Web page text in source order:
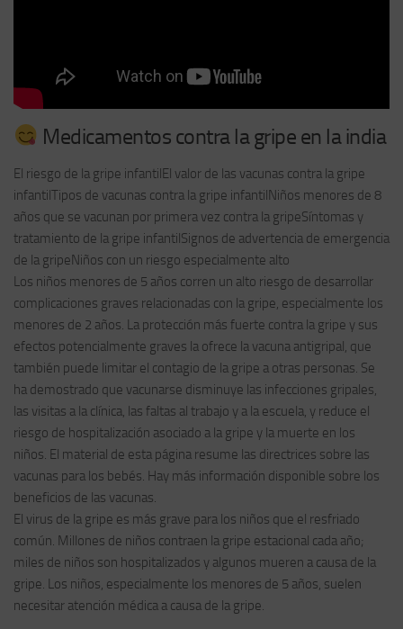
Medicamentos contra la gripe en la india
El riesgo de la gripe infantilEl valor de las vacunas contra la gripe
infantilTipos de vacunas contra la gripe infantilNiños menores de 8
años que se vacunan por primera vez contra la gripeSíntomas y
tratamiento de la gripe infantilSignos de advertencia de emergencia
de la gripeNiños con un riesgo especialmente alto
Los niños menores de 5 años corren un alto riesgo de desarrollar
complicaciones graves relacionadas con la gripe, especialmente los
menores de 2 años. La protección más fuerte contra la gripe y sus
efectos potencialmente graves la ofrece la vacuna antigripal, que
también puede limitar el contagio de la gripe a otras personas. Se
ha demostrado que vacunarse disminuye las infecciones gripales,
las visitas a la clínica, las faltas al trabajo y a la escuela, y reduce el
riesgo de hospitalización asociado a la gripe y la muerte en los
niños. El material de esta página resume las directrices sobre las
vacunas para los bebés. Hay más información disponible sobre los
beneficios de las vacunas.
El virus de la gripe es más grave para los niños que el resfriado
común. Millones de niños contraen la gripe estacional cada año;
miles de niños son hospitalizados y algunos mueren a causa de la
gripe. Los niños, especialmente los menores de 5 años, suelen
necesitar atención médica a causa de la gripe.